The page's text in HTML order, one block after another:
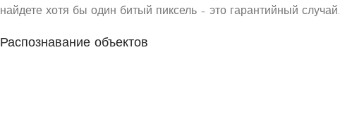
найдете хотя бы один битый пиксель – это гарантийный случай.
Распознавание объектов